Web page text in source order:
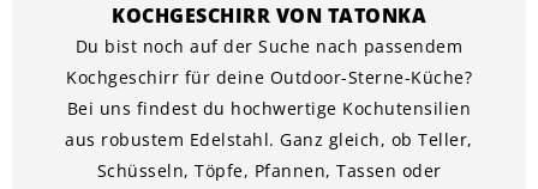
KOCHGESCHIRR VON TATONKA
Du bist noch auf der Suche nach passendem
Kochgeschirr für deine Outdoor-Sterne-Küche?
Bei uns findest du hochwertige Kochutensilien
aus robustem Edelstahl. Ganz gleich, ob Teller,
Schüsseln, Töpfe, Pfannen, Tassen oder